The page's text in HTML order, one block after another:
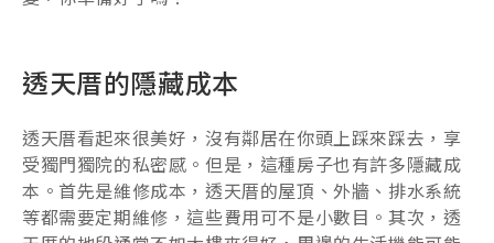
透天厝的隱藏成本
透天厝看起來很美好，沒有鄰居在你頭上踩來踩去，享
受獨門獨院的私密感。但是，這種房子也有許多隱藏成
本。首先是維修成本，透天厝的屋頂、外牆、排水系統
等都需要定期維修，這些費用可不是小數目。其次，透